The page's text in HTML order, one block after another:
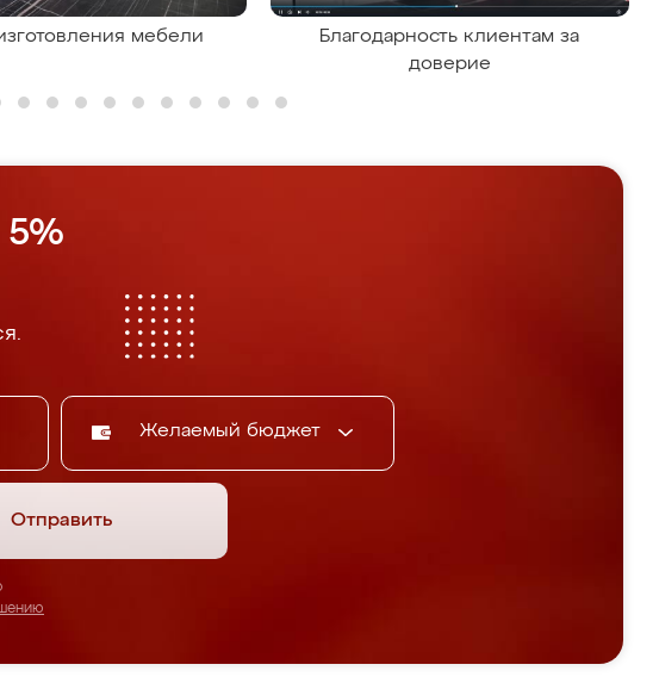
мебели
Благодарность клиентам за
доверие
Желаемый бюджет
Отправить